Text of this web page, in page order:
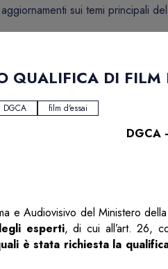
sui temi principali
QUALIFICA DI
DGCA film d'essai
DGCA
e Audiovisivo del Ministero
esperti, di cui all’art. 26,
è stata richiesta la